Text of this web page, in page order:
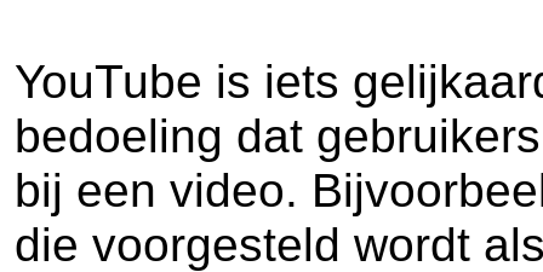
YouTube is iets
bedoeling dat
bij een video.
die voorgesteld wordt